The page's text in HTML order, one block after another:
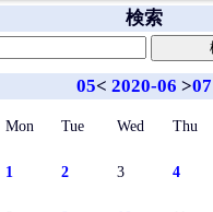
検索
05< 2020-06 >07
Mon Tue Wed Thu
1 2 3 4